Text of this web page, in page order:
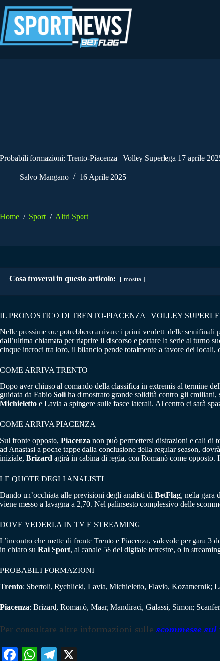
al
contenuto
Probabili formazioni: Trento-Piacenza | Volley Superlega 17 aprile
Salvo Mangano 16 Aprile 2025
Home / Sport / Altri Sport
Cosa troverai in questo articolo: mostra
IL PRONOSTICO DI TRENTO-PIACENZA | VOLLEY
Nelle prossime ore potrebbero arrivare i primi verdetti delle semifinali
dall’ultima chiamata per riaprire il discorso e portare la serie al turno
cinque incroci tra loro, il bilancio pende totalmente a favore dei locali,
COME ARRIVA TRENTO
Dopo aver chiuso al comando della classifica in extremis al termine
guidata da Fabio Soliha dimostrato grande solidità contro gli emiliani,
Michieletto e Lavia a spingere sulle fasce laterali. Al centro ci sarà
COME ARRIVA PIACENZA
Sul fronte opposto, Piacenza non può permettersi distrazioni e cali di
ad Anastasi a poche tappe dalla conclusione della regular season,
iniziale, Brizard agirà in cabina di regia, con Romanò come
LE QUOTE DEGLI ANALISTI
Dando un’occhiata alle previsioni degli analisti di BetFlag, nella gara
viene messo a lavagna a 2,70. Nel palinsesto complessivo delle
DOVE VEDERLA IN TV E STREAMING
L’incontro che mette di fronte Trento e Piacenza, valevole per gara 3
in chiaro su Rai Sport, al canale 58 del digitale terrestre, o in
PROBABILI FORMAZIONI
Trento: Sbertoli, Rychlicki, Lavia, Michieletto, Flavio, Kozamernik;
Piacenza: Brizard, Romanò, Maar, Mandiraci, Galassi, Simon;
Per consultare altre informazioni sulle scommesse
Fa W
Te